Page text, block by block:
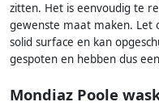
zitten. Het is eenvoudig te
gewenste maat maken. Let
solid surface en kan
gespoten en hebben dus
Mondiaz Poole